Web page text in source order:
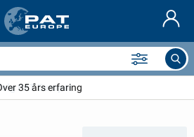
PAT Europe!
35 års erfaring